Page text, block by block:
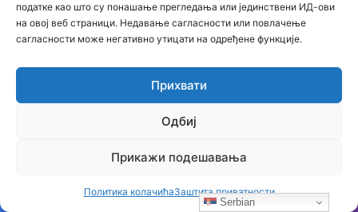
податке као што су понашање прегледања или јединствени ИД-ови
на овој веб страници. Недавање сагласности или повлачење
сагласности може негативно утицати на одређене функције.
Прихвати
Одбиј
Прикажи подешавања
Политика колачићаЗаштита приватности
10 11 12 13 14 15 16
17 18 19 20 21 22
Serbian